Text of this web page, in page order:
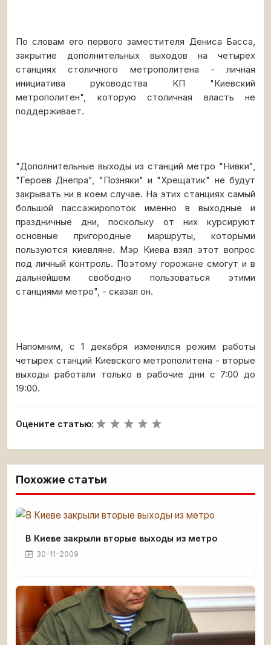
По словам его первого заместителя Дениса Басса,
закрытие дополнительных выходов на четырех
станциях столичного метрополитена - личная
инициатива руководства КП "Киевский
метрополитен", которую столичная власть не
поддерживает.
"Дополнительные выходы из станций метро "Нивки",
"Героев Днепра", "Позняки" и "Хрещатик" не будут
закрывать ни в коем случае. На этих станциях самый
большой пассажиропоток именно в выходные и
праздничные дни, поскольку от них курсируют
основные пригородные маршруты, которыми
пользуются киевляне. Мэр Киева взял этот вопрос
под личный контроль. Поэтому горожане смогут и в
дальнейшем свободно пользоваться этими
станциями метро", - сказал он.
Напомним, с 1 декабря изменился режим работы
четырех станций Киевского метрополитена - вторые
выходы работали только в рабочие дни с 7:00 до
19:00.
Оцените статью:
Похожие статьи
В Киеве закрыли вторые выходы из метро
30-11-2009